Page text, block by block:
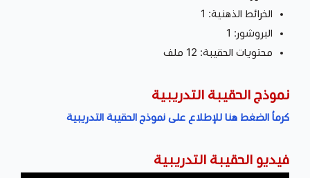
الخرائط الذهنية: 1
البروشور: 1
محتويات الحقيبة: 12 ملف
نموذج الحقيبة التدريبية
كرماُ الضغط هنا للإطلاع على نموذج الحقيبة التدريبية
فيديو الحقيبة التدريبية